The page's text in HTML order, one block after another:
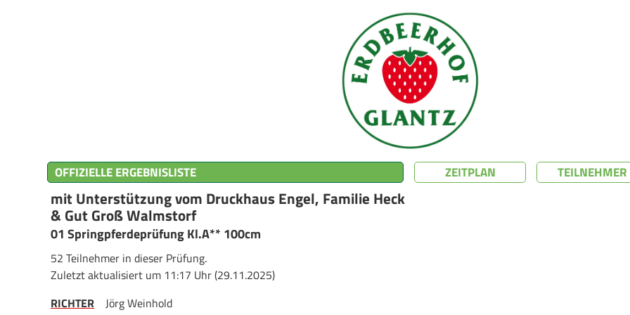
OFFIZIELLE ERGEBNISLISTE ZEITPLAN TEILNEHMER
mit Unterstützung vom Druckhaus Engel, Familie Heck
& Gut Groß Walmstorf
01 Springpferdeprüfung Kl.A** 100cm
52 Teilnehmer in dieser Prüfung.
Zuletzt aktualisiert um 11:17 Uhr (29.11.2025)
RICHTER
Jörg Weinhold